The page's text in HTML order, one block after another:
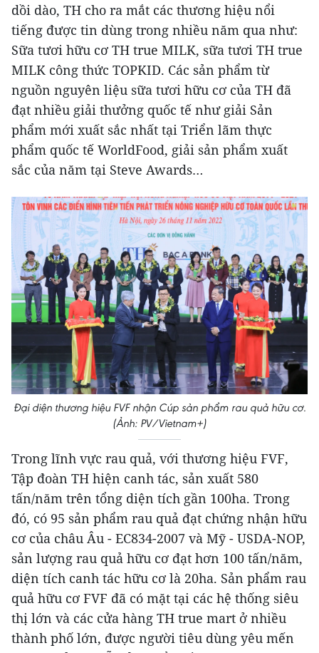
dồi dào, TH cho ra mắt các thương hiệu nổi
tiếng được tin dùng trong nhiều năm qua như:
Sữa tươi hữu cơ TH true MILK, sữa tươi TH true
MILK công thức TOPKID. Các sản phẩm từ
nguồn nguyên liệu sữa tươi hữu cơ của TH đã
đạt nhiều giải thưởng quốc tế như giải Sản
phẩm mới xuất sắc nhất tại Triển lãm thực
phẩm quốc tế WorldFood, giải sản phẩm xuất
sắc của năm tại Steve Awards…
Đại diện thương hiệu FVF nhận Cúp sản phẩm rau quả hữu cơ.
(Ảnh: PV/Vietnam+)
Trong lĩnh vực rau quả, với thương hiệu FVF,
Tập đoàn TH hiện canh tác, sản xuất 580
tấn/năm trên tổng diện tích gần 100ha. Trong
đó, có 95 sản phẩm rau quả đạt chứng nhận hữu
cơ của châu Âu - EC834-2007 và Mỹ - USDA-NOP,
sản lượng rau quả hữu cơ đạt hơn 100 tấn/năm,
diện tích canh tác hữu cơ là 20ha. Sản phẩm rau
quả hữu cơ FVF đã có mặt tại các hệ thống siêu
thị lớn và các cửa hàng TH true mart ở nhiều
thành phố lớn, được người tiêu dùng yêu mến